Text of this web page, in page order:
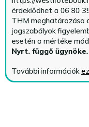
érdeklődhet a 06 80
THM meghatározása
jogszabályok
esetén a mértéke
Nyrt. függő ügynöke.
További információk